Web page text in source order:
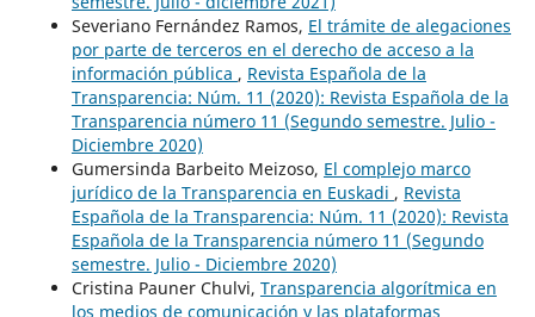
Severiano Fernández Ramos, El trámite de alegaciones
por parte de terceros en el derecho de acceso a la
información pública , Revista Española de la
Transparencia: Núm. 11 (2020): Revista Española de la
Transparencia número 11 (Segundo semestre. Julio -
Diciembre 2020)
Gumersinda Barbeito Meizoso, El complejo marco
jurídico de la Transparencia en Euskadi , Revista
Española de la Transparencia: Núm. 11 (2020): Revista
Española de la Transparencia número 11 (Segundo
semestre. Julio - Diciembre 2020)
Cristina Pauner Chulvi, Transparencia algorítmica en
los medios de comunicación y las plataformas